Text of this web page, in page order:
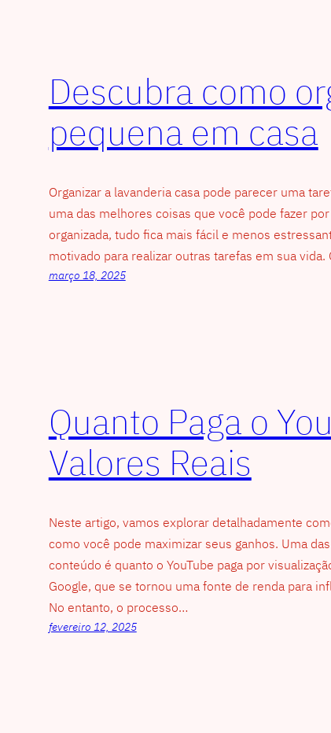
Descubra como
pequena em casa
Organizar a lavanderia casa pode parecer uma
uma das melhores coisas que você pode fazer
organizada, tudo fica mais fácil e menos
motivado para realizar outras tarefas em sua
março 18, 2025
Quanto Paga o
Valores Reais
Neste artigo, vamos explorar detalhadamente
como você pode maximizar seus ganhos. Uma
conteúdo é quanto o YouTube paga por
Google, que se tornou uma fonte de renda para
No entanto, o processo…
fevereiro 12, 2025